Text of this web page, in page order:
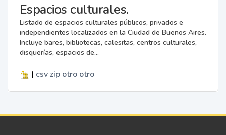
Espacios culturales.
Listado de espacios culturales públicos, privados e
independientes localizados en la Ciudad de Buenos Aires.
Incluye bares, bibliotecas, calesitas, centros culturales,
disquerías, espacios de...
| csv zip otro otro